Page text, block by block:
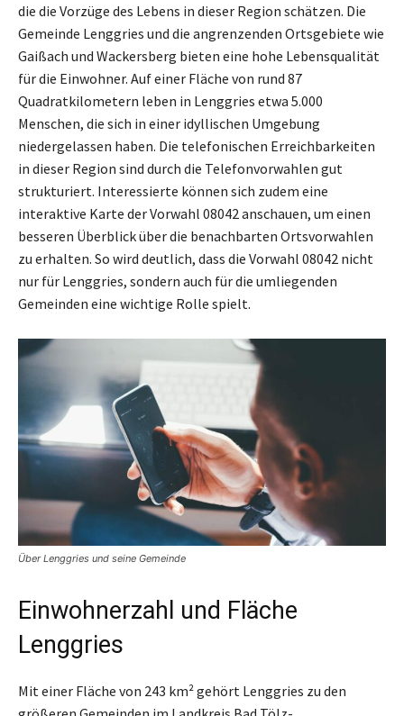
die die Vorzüge des Lebens in dieser Region schätzen. Die
Gemeinde Lenggries und die angrenzenden Ortsgebiete wie
Gaißach und Wackersberg bieten eine hohe Lebensqualität
für die Einwohner. Auf einer Fläche von rund 87
Quadratkilometern leben in Lenggries etwa 5.000
Menschen, die sich in einer idyllischen Umgebung
niedergelassen haben. Die telefonischen Erreichbarkeiten
in dieser Region sind durch die Telefonvorwahlen gut
strukturiert. Interessierte können sich zudem eine
interaktive Karte der Vorwahl 08042 anschauen, um einen
besseren Überblick über die benachbarten Ortsvorwahlen
zu erhalten. So wird deutlich, dass die Vorwahl 08042 nicht
nur für Lenggries, sondern auch für die umliegenden
Gemeinden eine wichtige Rolle spielt.
Über Lenggries und seine Gemeinde
Einwohnerzahl und Fläche
Lenggries
Mit einer Fläche von 243 km² gehört Lenggries zu den